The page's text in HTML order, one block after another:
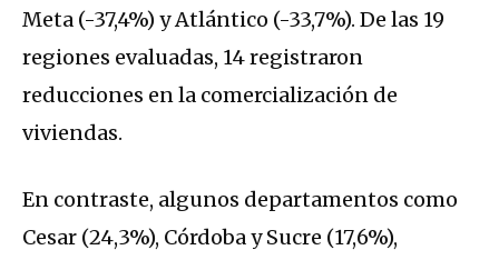
Meta (-37,4%) y Atlántico (-33,7%). De las 19
regiones evaluadas, 14 registraron
reducciones en la comercialización de
viviendas.
En contraste, algunos departamentos como
Cesar (24,3%), Córdoba y Sucre (17,6%),